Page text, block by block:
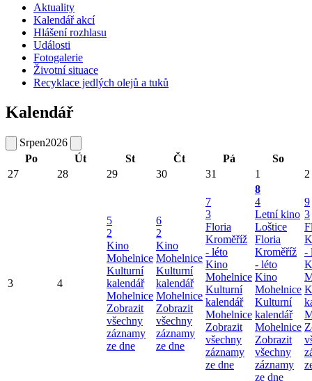
Aktuality
Kalendář akcí
Hlášení rozhlasu
Události
Fotogalerie
Životní situace
Recyklace jedlých olejů a tuků
Kalendář
Srpen2026
Po
Út St Čt Pá
So
27
28 29 30 31 1 2
3 4
5
2
Kino
Mohelnice
Kulturní
kalendář
Mohelnice
Zobrazit
všechny
záznamy
ze dne
6
2
Kino
Mohelnice
Kulturní
kalendář
Mohelnice
Zobrazit
všechny
záznamy
ze dne
7
3
Floria
Kroměříž
- léto
Kino
Mohelnice
Kulturní
kalendář
Mohelnice
Zobrazit
všechny
záznamy
ze dne
8
4
Letní kino
Loštice
Floria
Kroměříž
- léto
Kino
Mohelnice
Kulturní
kalendář
Mohelnice
Zobrazit
všechny
záznamy
ze dne
9
3
-